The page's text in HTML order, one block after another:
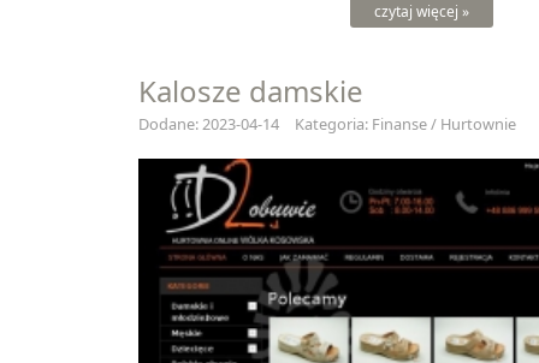
czytaj więcej »
Kalosze damskie
Dodane: 2023-04-14 Kategoria: Finanse / Hurtownie